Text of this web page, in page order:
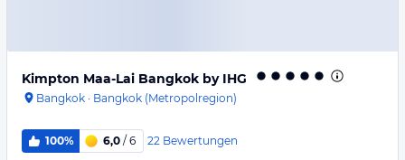
Kimpton Maa-Lai Bangkok by IHG
Bangkok · Bangkok (Metropolregion)
100% 6,0 / 6 22 Bewertungen